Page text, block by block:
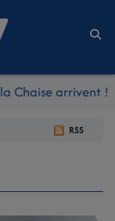
Chaise arrivent !
RSS